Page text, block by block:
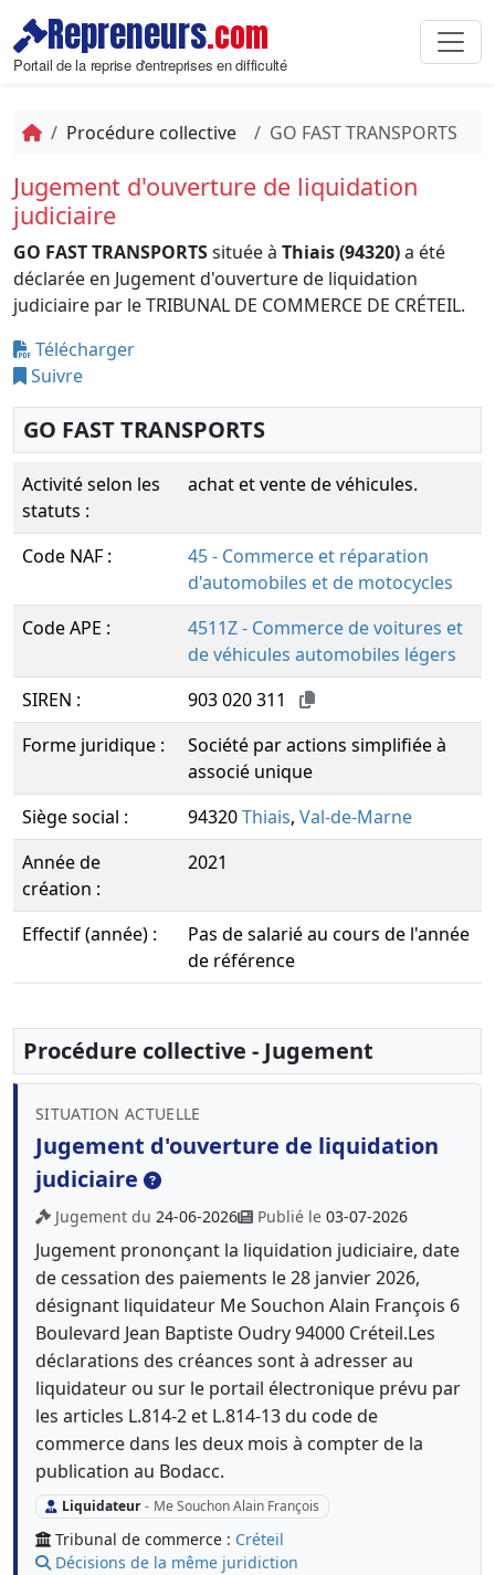
Repreneurs.com
Portail de la reprise d'entreprises en difficulté
Procédure collective GO FAST TRANSPORTS
Jugement d'ouverture de liquidation
judiciaire
GO FAST TRANSPORTSsituée à Thiais (94320)a été
déclarée en Jugement d'ouverture de liquidation
judiciaire par le TRIBUNAL DE COMMERCE DE CRÉTEIL.
Télécharger
Suivre
GO FAST TRANSPORTS
Activité selon les
statuts :
achat et vente de véhicules.
Code NAF :
45 - Commerce et réparation
d'automobiles et de motocycles
Code APE :
4511Z - Commerce de voitures et
de véhicules automobiles légers
SIREN :
903 020 311
Forme juridique :
Société par actions simplifiée à
associé unique
Siège social :
94320Thiais, Val-de-Marne
Année de
création :
2021
Effectif (année) :
Pas de salarié au cours de l'année
de référence
Procédure collective - Jugement
SITUATION ACTUELLE
Jugement d'ouverture de liquidation
judiciaire
Jugement du 24-06-2026 Publié le 03-07-2026
Jugement prononçant la liquidation judiciaire, date
de cessation des paiements le 28 janvier 2026,
désignant liquidateur Me Souchon Alain François 6
Boulevard Jean Baptiste Oudry 94000 Créteil.Les
déclarations des créances sont à adresser au
liquidateur ou sur le portail électronique prévu par
les articles L.814-2 et L.814-13 du code de
commerce dans les deux mois à compter de la
publication au Bodacc.
Liquidateur - Me Souchon Alain François
Tribunal de commerce : Créteil
Décisions de la même juridiction